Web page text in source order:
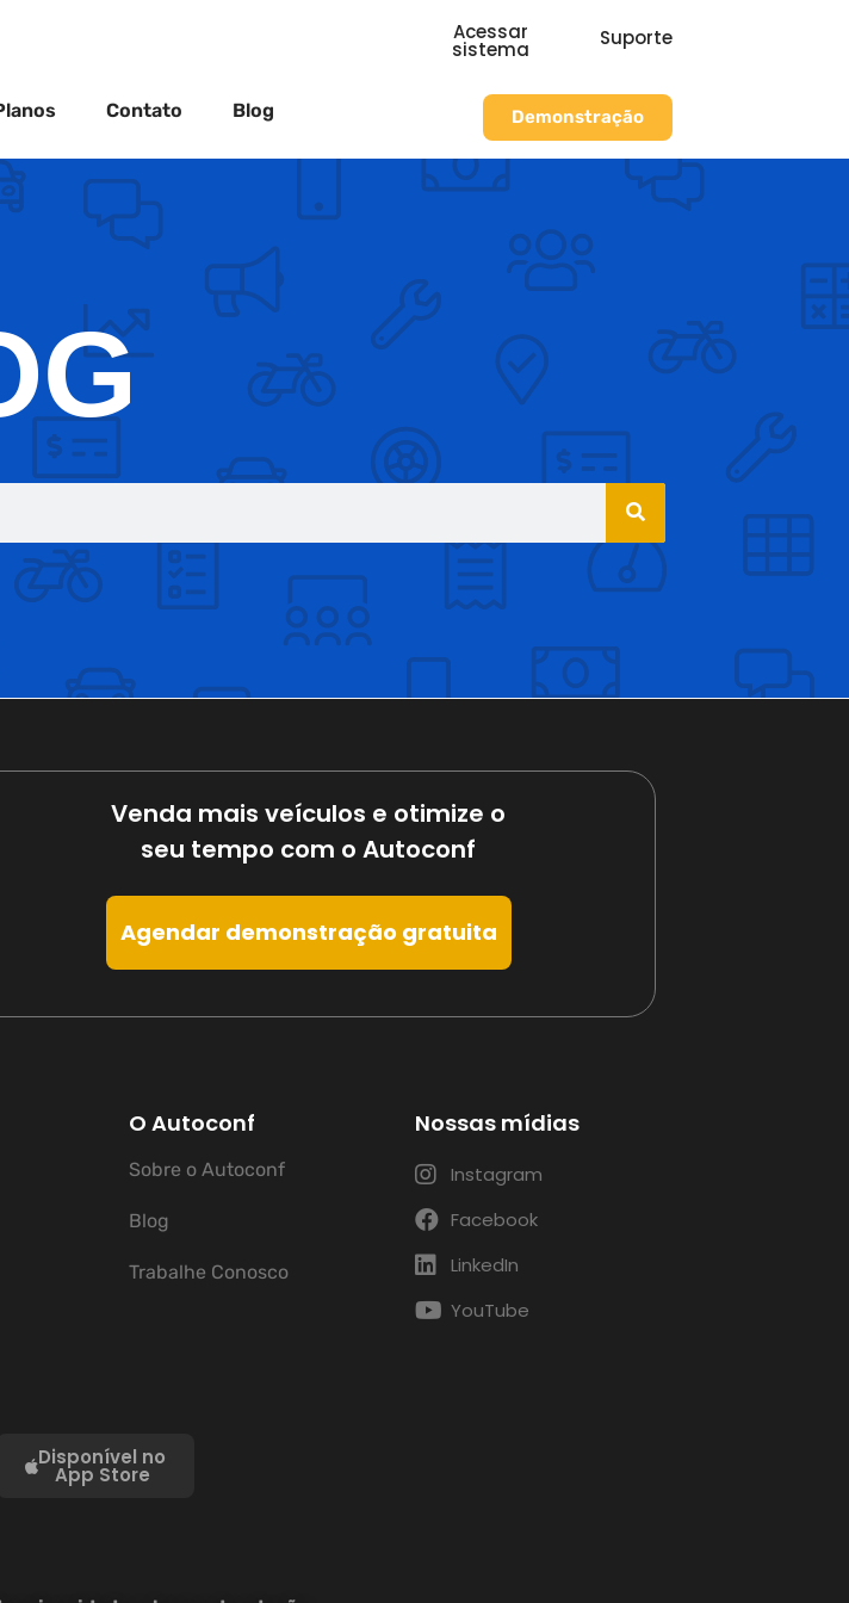
Contato Blog
Acessar
sistema Suporte
Demonstração
Venda mais veículos e otimize o
seu tempo com o Autoconf
Agendar demonstração gratuita
O Autoconf
Sobre o Autoconf
Blog
Trabalhe Conosco
Nossas mídias
Instagram
Facebook
LinkedIn
YouTube
Disponível no
App Store